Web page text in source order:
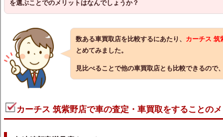
を選ぶことでのメリットはなんでしょうか？
数ある車買取店を比較するにあたり、 カーチス 筑
とめてみました。
見比べることで他の車買取店とも比較できるので
カーチス 筑紫野店で車の査定・車買取をすることの